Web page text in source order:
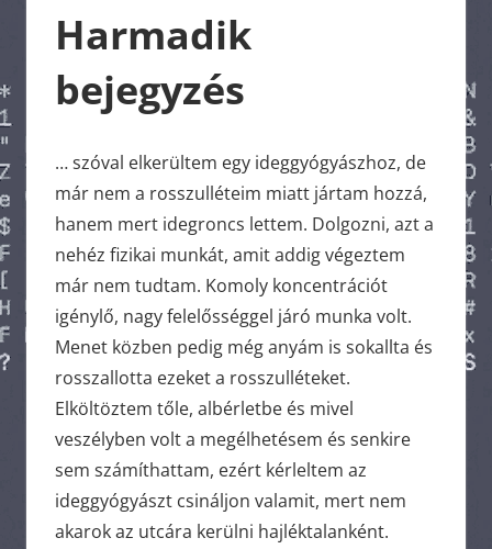
Harmadik
bejegyzés
… szóval elkerültem egy ideggyógyászhoz, de
már nem a rosszulléteim miatt jártam hozzá,
hanem mert idegroncs lettem. Dolgozni, azt a
nehéz fizikai munkát, amit addig végeztem
már nem tudtam. Komoly koncentrációt
igénylő, nagy felelősséggel járó munka volt.
Menet közben pedig még anyám is sokallta és
rosszallotta ezeket a rosszulléteket.
Elköltöztem tőle, albérletbe és mivel
veszélyben volt a megélhetésem és senkire
sem számíthattam, ezért kérleltem az
ideggyógyászt csináljon valamit, mert nem
akarok az utcára kerülni hajléktalanként.